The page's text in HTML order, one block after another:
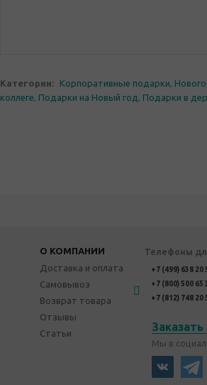
Категории: Корпоративные подарки,
коллеге, Подарки на Новый год , Подарки в
О КОМПАНИИ
Доставка и оплата
Самовывоз
Возврат товара
Отзывы
Статьи
Телефоны
+7 (499) 638 20
+7 (800) 500 65
+7 (812) 748 20
Мы в